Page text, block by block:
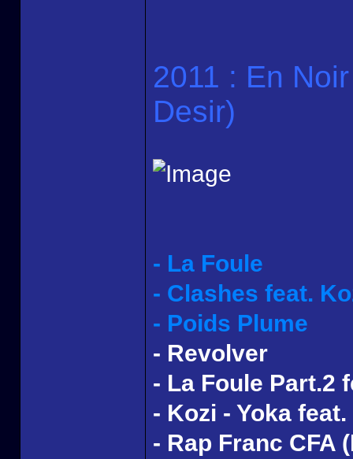
2011 : En
Desir)
- La Foule
- Clashes feat.
- Poids Plume
- Revolver
- La Foule Part.2
- Kozi - Yoka
- Rap Franc CFA